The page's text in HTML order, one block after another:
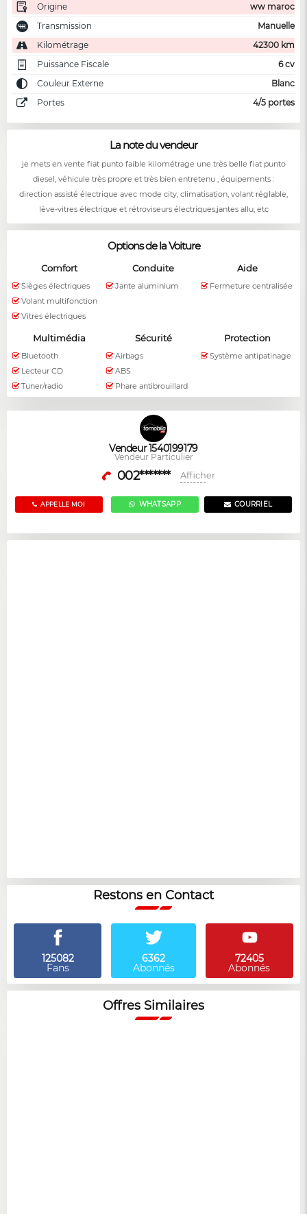
Origine
ww maroc
Transmission
Manuelle
Kilométrage
42300 km
Puissance Fiscale
6 cv
Couleur Externe
Blanc
Portes
4/5 portes
La note du vendeur
je mets en vente fiat punto faible kilométrage une très belle fiat punto
diesel, véhicule très propre et très bien entretenu , équipements :
direction assisté électrique avec mode city, climatisation, volant réglable,
lève-vitres électrique et rétroviseurs électriques,jantes allu, etc
Options de la Voiture
Comfort
Sièges électriques
Volant multifonction
Vitres électriques
Conduite
Jante aluminium
Aide
Fermeture centralisée
Multimédia
Bluetooth
Lecteur CD
Tuner/radio
Sécurité
Airbags
ABS
Phare antibrouillard
Protection
Système antipatinage
Vendeur 1540199179
Vendeur Particulier
002******* Afficher
APPELLE MOI COURRIEL
WHATSAPP
Restons en Contact
125082
Fans
6362
Abonnés
72405
Abonnés
Offres Similaires